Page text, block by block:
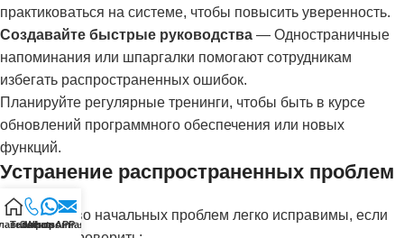
практиковаться на системе, чтобы повысить уверенность.
Создавайте быстрые руководства — Одностраничные
напоминания или шпаргалки помогают сотрудникам
избегать распространенных ошибок.
Планируйте регулярные тренинги, чтобы быть в курсе
обновлений программного обеспечения или новых
функций.
Устранение распространенных проблем
Большинство начальных проблем легко исправимы, если
Телефон
WhatsAPP
Электронная почта